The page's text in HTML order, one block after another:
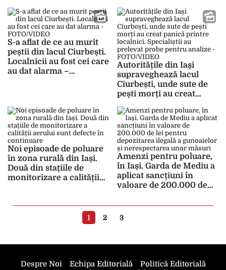
Piatră. „Valorile
înregistrate în luna iunie
2023 nu au depășit
limitele admise” – FOTO
creștere
S-a aflat de ce au murit
peștii din lacul Ciurbești.
Localnicii au fost cei care
au dat alarma –
Autoritățile din Iași
supraveghează lacul
Ciurbești, unde sute de
pești morți au creat
Specialiștii au prelevat
probe pentru analize –
FOTO/VIDEO
Noi episoade de poluare
în zona rurală din Iași.
Două din stațiile de
monitorizare a calității
Amenzi pentru poluare,
în Iași. Garda de Mediu a
aplicat sancțiuni în
valoare de 200.000 de
ilegală a gunoaielor și
nerespectarea unor
măsuri
1 2 3
Despre Noi Echipa Editorială
Politică Editorială